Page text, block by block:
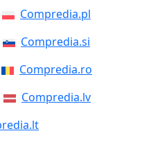
Compredia.pl
Compredia.si
Compredia.ro
Compredia.lv